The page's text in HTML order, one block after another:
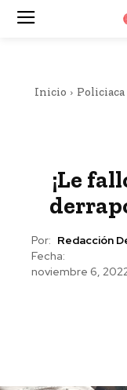
Inicio Policiaca
¡Le
Por: Redacción
Fecha:
noviembre 6,